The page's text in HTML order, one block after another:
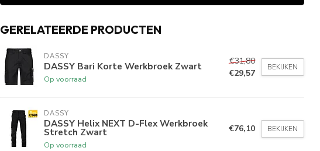
GERELATEERDE PRODUCTEN
DASSY
DASSY Bari Korte Werkbroek Zwart
Op voorraad
€31,80
€29,57
BEKIJKEN
DASSY
DASSY Helix NEXT D-Flex Werkbroek
Stretch Zwart
Op voorraad
€76,10 BEKIJKEN